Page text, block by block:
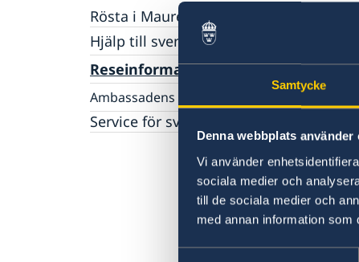
Samtycke
Denna webbplats använder
Vi använder
sociala medier och
till de sociala medier och
med annan information
Rösta i Mauretanien
Hjälp till svenskar i Mauretanien
Rösta i Mauretanien
Akut hjälp
Pass utomlands
Reseinformation
Ambassadens reseinformation
Aktuella händelser
Allmänna säkerhetsläget
Naturförhållanden och katastrofer
In- och utresebestämmelser
Hälso- och sjukvård
Lokala lagar och sedvänjor
Kriminalitet och personlig säkerhet
Service för svenska företag